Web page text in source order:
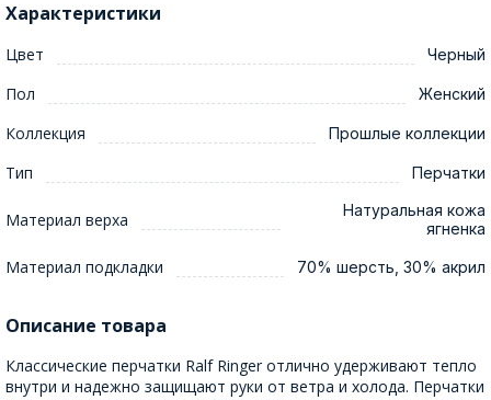
Характеристики
Цвет Черный
Пол Женский
Коллекция Прошлые коллекции
Тип Перчатки
Материал верха
Натуральная кожа
ягненка
Материал подкладки 70% шерсть, 30% акрил
Описание товара
Классические перчатки Ralf Ringer отлично удерживают тепло
внутри и надежно защищают руки от ветра и холода. Перчатки